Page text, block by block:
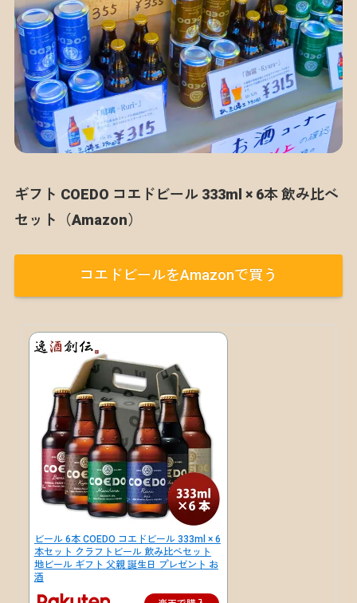
ギフト COEDO コエドビール 333ml × 6本 飲み比べ
セット（Amazon）
コエドビールをAmazonで買う
ビール 6本 COEDO コエドビール 333ml × 6
本セット クラフトビール 飲み比べセット
地ビール ギフト 父親 誕生日 プレゼント お
酒